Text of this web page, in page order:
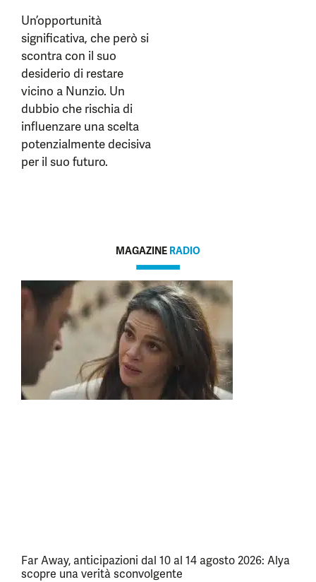
Un’opportunità
significativa, che però si
scontra con il suo
desiderio di restare
vicino a Nunzio. Un
dubbio che rischia di
influenzare una scelta
potenzialmente decisiva
per il suo futuro.
MAGAZINE RADIO
Far Away, anticipazioni dal 10 al 14 agosto 2026: Alya
scopre una verità sconvolgente